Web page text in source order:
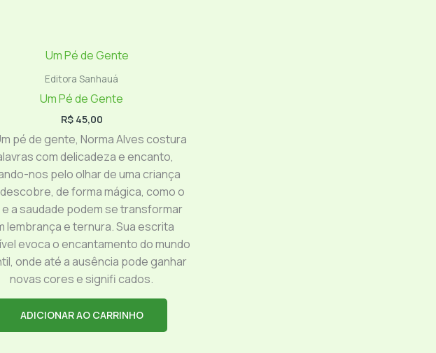
Editora Sanhauá
Um Pé de Gente
R$45,00
pé de gente, Norma Alves costura
com delicadeza e encanto,
nos pelo olhar de uma criança
de forma mágica, como o
a saudade podem se transformar
lembrança e ternura. Sua escrita
evoca o encantamento do mundo
onde até a ausência pode ganhar
novas cores e signifi cados.
ADICIONAR AO CARRINHO